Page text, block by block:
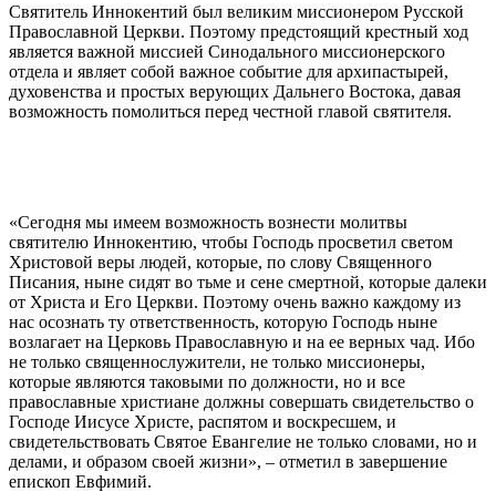
Святитель Иннокентий был великим миссионером Русской
Православной Церкви. Поэтому предстоящий крестный ход
является важной миссией Синодального миссионерского
отдела и являет собой важное событие для архипастырей,
духовенства и простых верующих Дальнего Востока, давая
возможность помолиться перед честной главой святителя.
«Сегодня мы имеем возможность вознести молитвы
святителю Иннокентию, чтобы Господь просветил светом
Христовой веры людей, которые, по слову Священного
Писания, ныне сидят во тьме и сене смертной, которые далеки
от Христа и Его Церкви. Поэтому очень важно каждому из
нас осознать ту ответственность, которую Господь ныне
возлагает на Церковь Православную и на ее верных чад. Ибо
не только священнослужители, не только миссионеры,
которые являются таковыми по должности, но и все
православные христиане должны совершать свидетельство о
Господе Иисусе Христе, распятом и воскресшем, и
свидетельствовать Святое Евангелие не только словами, но и
делами, и образом своей жизни», – отметил в завершение
епископ Евфимий.